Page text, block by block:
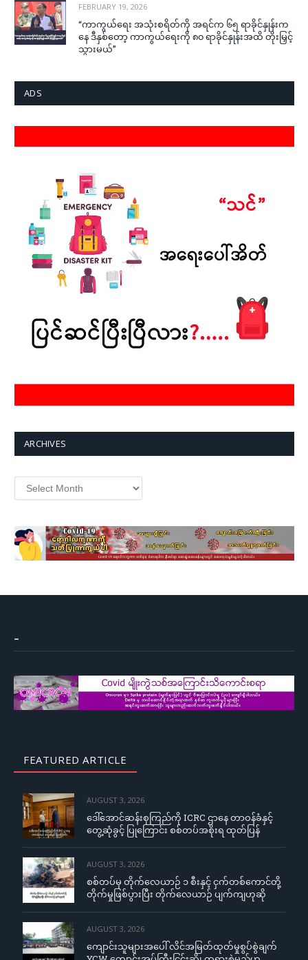
FEBRUARY 19, 2026
“ကာကွယ်ရေး အသုံးစရိတ်ကို အရင်က ၆၅ ရာခိုင်နှုန်းက
နေ ဒီနှစ်တော့ ကာကွယ်ရေးကို ၈၀ ရာခိုင်နှုန်းအထိ တိုးမြှင့်
သွားမယ်”
ADS
ARCHIVES
Archives
–
FEATURED ARTICLE
AUGUST 3, 2026
ဒေါ်အောင်ဆန်းစုကြည်ကို ICRC ဌာနေ တာဝန်ခံနှင့်
တွေ့ဆုံခွင့် ပြုကြောင်း စစ်တပ်အစိုးရ ထုတ်ပြန်
AUGUST 3, 2026
စစ်တပ်မှ တိုက်လေယာဉ် ၁ စီးနှင့် ငှက်တစ်ကောင်တို့
တိုက်မှုဖြစ်ပွားပြီး တိုက်လေယာဉ် ပျက်ကျဟုဆို
AUGUST 3, 2026
ကျောင်းသူများအပေါ် လိင်အမြတ်ထုတ်မှုစွပ်စွဲချက်